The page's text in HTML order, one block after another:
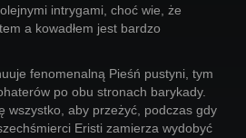
intrygami, choć wie, że
a kowadłem jest bardzo
fenomenalną Pieśń pustyni, tym
po obu stronach barykady.
wszystko, aby przeżyć, podczas gdy
Eristi zamierza wydobyć